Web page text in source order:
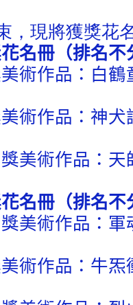
，現將獲獎花
名冊（排名不
術作品：白鶴
術作品：神犬
獎美術作品：
名冊（排名不
美術作品：軍
術作品：牛炁